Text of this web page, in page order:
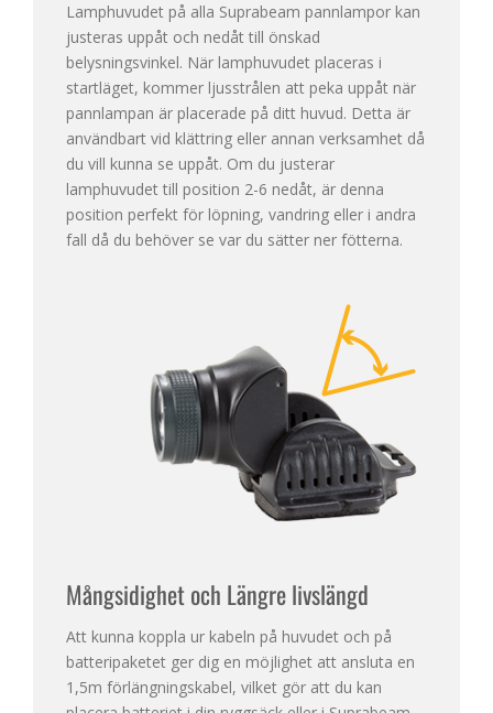
Lamphuvudet på alla Suprabeam pannlampor kan
justeras uppåt och nedåt till önskad
belysningsvinkel. När lamphuvudet placeras i
startläget, kommer ljusstrålen att peka uppåt när
pannlampan är placerade på ditt huvud. Detta är
användbart vid klättring eller annan verksamhet då
du vill kunna se uppåt. Om du justerar
lamphuvudet till position 2-6 nedåt, är denna
position perfekt för löpning, vandring eller i andra
fall då du behöver se var du sätter ner fötterna.
Mångsidighet och Längre livslängd
Att kunna koppla ur kabeln på huvudet och på
batteripaketet ger dig en möjlighet att ansluta en
1,5m förlängningskabel, vilket gör att du kan